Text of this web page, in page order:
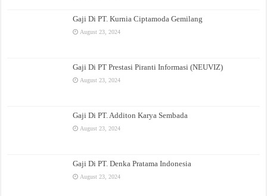
Gaji Di PT. Kurnia Ciptamoda Gemilang
August 23, 2024
Gaji Di PT Prestasi Piranti Informasi (NEUVIZ)
August 23, 2024
Gaji Di PT. Additon Karya Sembada
August 23, 2024
Gaji Di PT. Denka Pratama Indonesia
August 23, 2024